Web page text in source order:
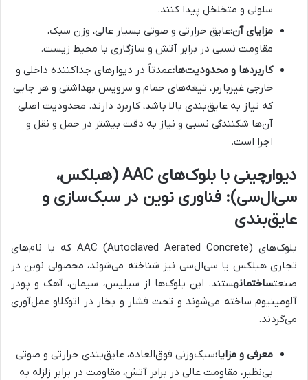
سلولی و متخلخل پیدا کنند.
مزایای آن:عایق حرارتی و صوتی بسیار عالی، وزن سبک،
مقاومت نسبی در برابر آتش و سازگاری با محیط زیست.
کاربردها و محدودیت‌ها:عمدتاً در دیوارهای جداکننده داخلی و
خارجی غیرباربر، تیغه‌های حمام و سرویس بهداشتی و هر جایی
که نیاز به عایق‌بندی بالا باشد، کاربرد دارند. محدودیت اصلی
آن‌ها شکنندگی نسبی و نیاز به دقت بیشتر در حمل و نقل و
اجرا است.
دیوارچینی با بلوک‌های AAC (هبلکس،
سی‌ال‌سی): فناوری نوین در سبک‌سازی و
عایق‌بندی
بلوک‌های AAC (Autoclaved Aerated Concrete) که با نام‌های
تجاری هبلکس یا سی‌ال‌سی نیز شناخته می‌شوند، محصولی نوین در
صنعتساختمانهستند. این بلوک‌ها از سیلیس، سیمان، آهک و پودر
آلومینیوم ساخته می‌شوند و تحت فشار و بخار در اتوکلاو عمل‌آوری
می‌گردند.
معرفی و مزایا:سبک‌وزنی فوق‌العاده، عایق‌بندی حرارتی و صوتی
بی‌نظیر، مقاومت عالی در برابر آتش، مقاومت در برابر زلزله به